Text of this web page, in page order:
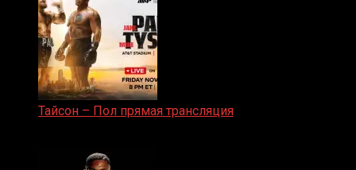
Тайсон – Пол прямая трансляция